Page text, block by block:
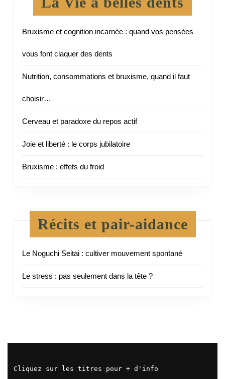
Bruxisme et cognition incarnée : quand vos pensées
vous font claquer des dents
Nutrition, consommations et bruxisme, quand il faut
choisir…
Cerveau et paradoxe du repos actif
Joie et liberté : le corps jubilatoire
Bruxisme : effets du froid
Récits et pair-aidance
Le Noguchi Seitai : cultiver mouvement spontané
Le stress : pas seulement dans la tête ?
Cliquez sur les titres pour + d'info